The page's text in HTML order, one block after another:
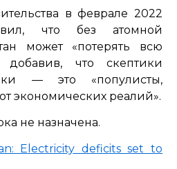
в феврале 2022
что без атомной
может «потерять всю
добавив, что скептики
— это «популисты,
экономических реалий».
не назначена.
Electricity deficits set to